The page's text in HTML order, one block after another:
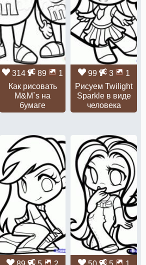
314 89
1
Как рисовать
M&M`s на
бумаге
99 3
1
Рисуем Twilight
Sparkle в виде
человека